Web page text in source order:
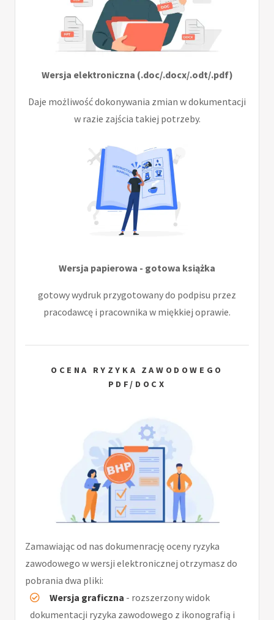
Wersja elektroniczna (.doc/.docx/.odt/.pdf)
Daje możliwość dokonywania zmian w dokumentacji
w razie zajścia takiej potrzeby.
Wersja papierowa - gotowa książka
gotowy wydruk przygotowany do podpisu przez
pracodawcę i pracownika w miękkiej oprawie.
OCENA RYZYKA ZAWODOWEGO
PDF/DOCX
Zamawiając od nas dokumenrację oceny ryzyka
zawodowego w wersji elektronicznej otrzymasz do
pobrania dwa pliki:
Wersja graficzna - rozszerzony widok
dokumentacji ryzyka zawodowego z ikonografią i